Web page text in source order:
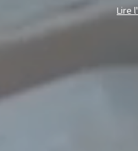
Lire l'